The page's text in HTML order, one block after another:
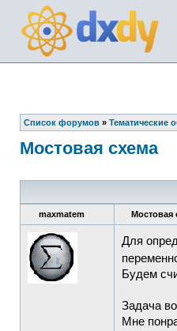
Список форумов » Тематические
Мостовая схема
maxmatem Мостовая
Для
Будем
Задача
Мне